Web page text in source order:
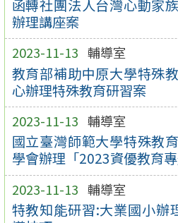
函轉社團法人台灣心動家
辦理講座案
2023-11-13 輔導室
教育部補助中原大學特殊
心辦理特殊教育研習案
2023-11-13 輔導室
國立臺灣師範大學特殊教
學會辦理「2023資優教育專
2023-11-13 輔導室
特教知能研習:大業國小辦